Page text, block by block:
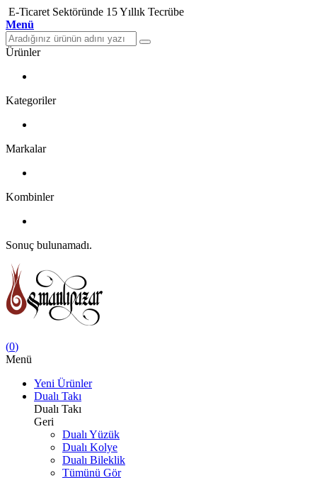
E-Ticaret Sektöründe 15 Yıllık Tecrübe
Menü
Ürünler
Kategoriler
Markalar
Kombinler
Sonuç bulunamadı.
(0)
Menü
Yeni Ürünler
Dualı Takı
Dualı Takı
Geri
Dualı Yüzük
Dualı Kolye
Dualı Bileklik
Tümünü Gör